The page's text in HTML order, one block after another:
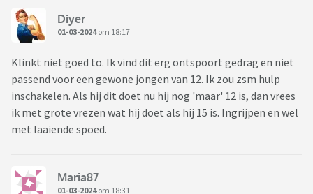
Diyer
01-03-2024om 18:17
Klinkt niet goed to. Ik vind dit erg ontspoort gedrag en niet
passend voor een gewone jongen van 12. Ik zou zsm hulp
inschakelen. Als hij dit doet nu hij nog 'maar' 12 is, dan vrees
ik met grote vrezen wat hij doet als hij 15 is. Ingrijpen en wel
met laaiende spoed.
Maria87
01-03-2024om 18:31